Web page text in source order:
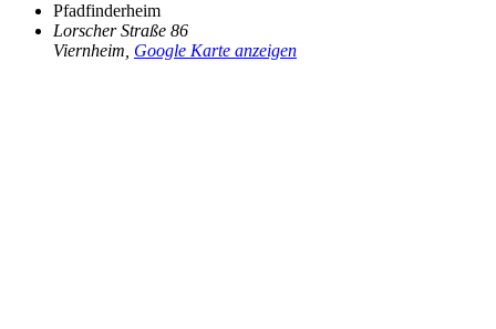
Pfadfinderheim
Lorscher Straße 86
Viernheim Google Karte anzeigen